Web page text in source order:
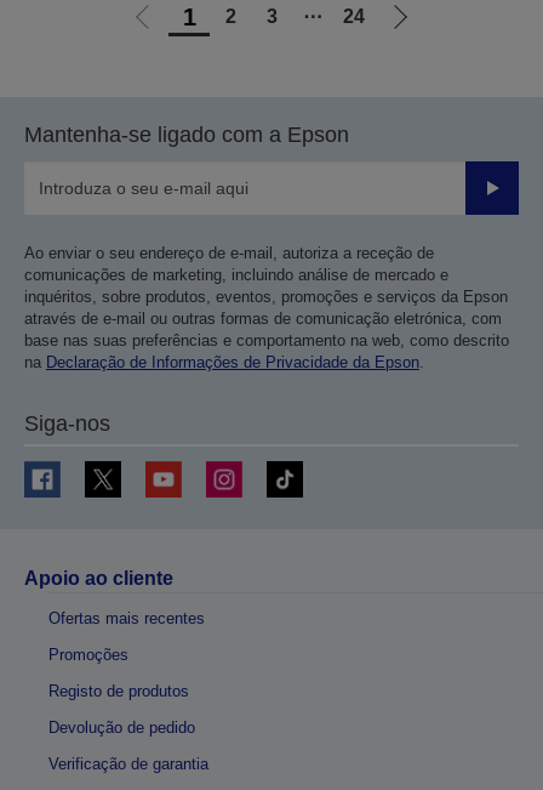
Ir
anterior
1 2 3 ⋯ 24
Ir
Mantenha-se ligado com a Epson
Enviar
Ao enviar o seu endereço de e-mail, autoriza a receção de
comunicações de marketing, incluindo análise de mercado e
inquéritos, sobre produtos, eventos, promoções e serviços da Epson
através de e-mail ou outras formas de comunicação eletrónica, com
base nas suas preferências e comportamento na web, como descrito
na Declaração de Informações de Privacidade da Epson.
Siga-nos
Apoio ao cliente
Ofertas mais recentes
Promoções
Registo de produtos
Devolução de pedido
Verificação de garantia